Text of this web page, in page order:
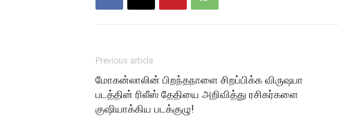
Previous article
மோகன்லாலின் பிறந்தநாளை சிறப்பிக்க விருஷபா
படத்தின் ரிலீஸ் தேதியை அறிவித்து ரசிகர்களை
குஷியாக்கிய படக்குழு!